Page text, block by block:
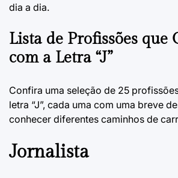
dia a dia.
Lista de Profissões que
com a Letra “J”
Confira uma seleção de 25
letra “J”, cada uma com uma breve
conhecer diferentes caminhos de
Jornalista